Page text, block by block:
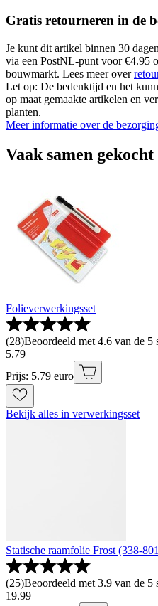
Gratis retourneren in de
Je kunt dit artikel binnen 30
via een PostNL-punt voor €4.95
bouwmarkt. Lees meer over
Let op: De bedenktijd en het
op maat gemaakte artikelen en
planten.
Meer informatie over de
Vaak samen gekocht
Folieverwerkingsset
(28)Beoordeeld met 4.6 van de 5
5.79
Prijs: 5.79 euro
Bekijk alles in verwerkingsset
Statische raamfolie Frost (338-
(25)Beoordeeld met 3.9 van de 5
19.99